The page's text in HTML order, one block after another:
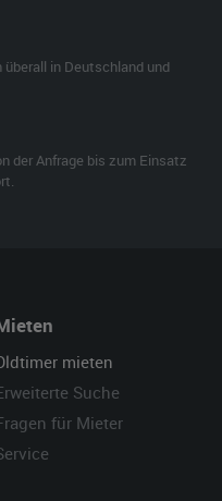
in Deutschland und
der Anfrage bis zum Einsatz
mieten
Suche
für Mieter